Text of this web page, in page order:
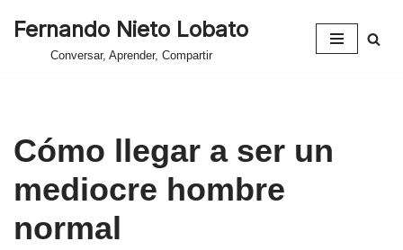
Fernando Nieto Lobato
Conversar, Aprender, Compartir
Cómo llegar a ser un
mediocre hombre
normal